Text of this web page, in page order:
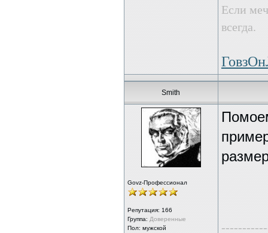
Если
всегда.
Smith
Govz-Профессионал
Репутация: 166
Группа: Доверенные
Пол: мужской